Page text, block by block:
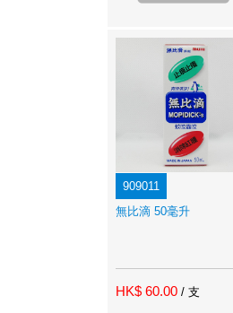
909011
無比滴 50毫升
HK$ 60.00 / 支